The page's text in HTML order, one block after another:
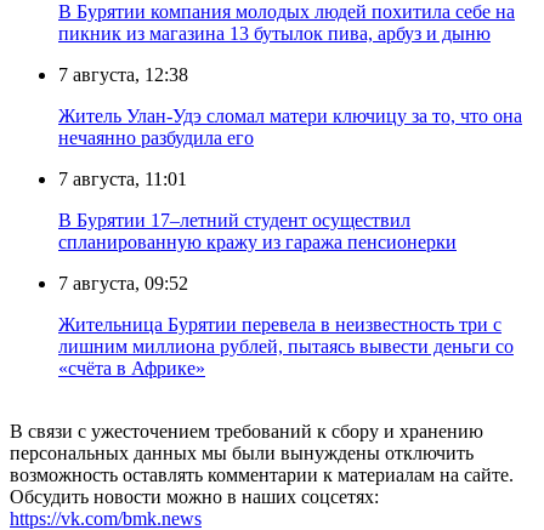
В Бурятии компания молодых людей похитила себе на
пикник из магазина 13 бутылок пива, арбуз и дыню
7 августа, 12:38
Житель Улан-Удэ сломал матери ключицу за то, что она
нечаянно разбудила его
7 августа, 11:01
В Бурятии 17–летний студент осуществил
спланированную кражу из гаража пенсионерки
7 августа, 09:52
Жительница Бурятии перевела в неизвестность три с
лишним миллиона рублей, пытаясь вывести деньги со
«счёта в Африке»
В связи с ужесточением требований к сбору и хранению
персональных данных мы были вынуждены отключить
возможность оставлять комментарии к материалам на сайте.
Обсудить новости можно в наших соцсетях:
https://vk.com/bmk.news